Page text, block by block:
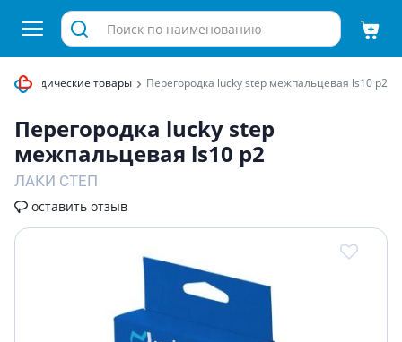
Ортопедические товары Перегородка lucky step межпальцевая ls10 р2
Перегородка lucky step
межпальцевая ls10 р2
ЛАКИ СТЕП
оставить отзыв